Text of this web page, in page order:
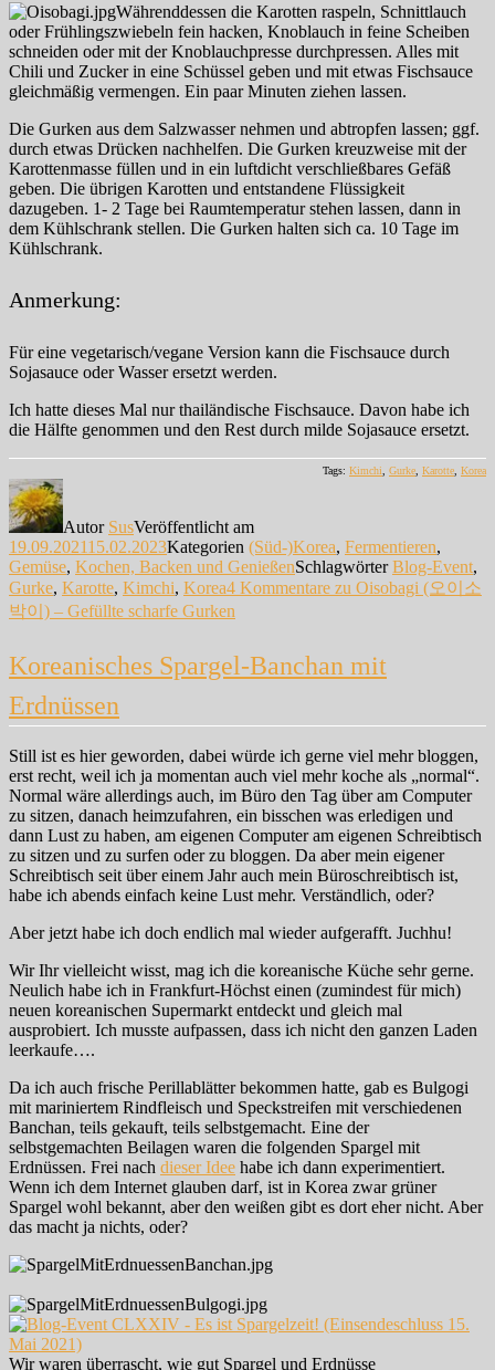
Währenddessen die Karotten raspeln, Schnittlauch
oder Frühlingszwiebeln fein hacken, Knoblauch in feine Scheiben
schneiden oder mit der Knoblauchpresse durchpressen. Alles mit
Chili und Zucker in eine Schüssel geben und mit etwas Fischsauce
gleichmäßig vermengen. Ein paar Minuten ziehen lassen.
Die Gurken aus dem Salzwasser nehmen und abtropfen lassen; ggf.
durch etwas Drücken nachhelfen. Die Gurken kreuzweise mit der
Karottenmasse füllen und in ein luftdicht verschließbares Gefäß
geben. Die übrigen Karotten und entstandene Flüssigkeit
dazugeben. 1- 2 Tage bei Raumtemperatur stehen lassen, dann in
dem Kühlschrank stellen. Die Gurken halten sich ca. 10 Tage im
Kühlschrank.
Anmerkung:
Für eine vegetarisch/vegane Version kann die Fischsauce durch
Sojasauce oder Wasser ersetzt werden.
Ich hatte dieses Mal nur thailändische Fischsauce. Davon habe ich
die Hälfte genommen und den Rest durch milde Sojasauce ersetzt.
Tags: Kimchi Gurke Karotte Korea
Autor SusVeröffentlicht am
19.09.202115.02.2023Kategorien (Süd-)Korea, Fermentieren,
Gemüse, Kochen, Backen und GenießenSchlagwörterBlog-Event,
Gurke, Karotte, Kimchi, Korea4 Kommentare zu Oisobagi (오이소
박이) – Gefüllte scharfe Gurken
Koreanisches Spargel-Banchan mit
Erdnüssen
Still ist es hier geworden, dabei würde ich gerne viel mehr bloggen,
erst recht, weil ich ja momentan auch viel mehr koche als „normal“.
Normal wäre allerdings auch, im Büro den Tag über am Computer
zu sitzen, danach heimzufahren, ein bisschen was erledigen und
dann Lust zu haben, am eigenen Computer am eigenen Schreibtisch
zu sitzen und zu surfen oder zu bloggen. Da aber mein eigener
Schreibtisch seit über einem Jahr auch mein Büroschreibtisch ist,
habe ich abends einfach keine Lust mehr. Verständlich, oder?
Aber jetzt habe ich doch endlich mal wieder aufgerafft. Juchhu!
Wir Ihr vielleicht wisst, mag ich die koreanische Küche sehr gerne.
Neulich habe ich in Frankfurt-Höchst einen (zumindest für mich)
neuen koreanischen Supermarkt entdeckt und gleich mal
ausprobiert. Ich musste aufpassen, dass ich nicht den ganzen Laden
leerkaufe….
Da ich auch frische Perillablätter bekommen hatte, gab es Bulgogi
mit mariniertem Rindfleisch und Speckstreifen mit verschiedenen
Banchan, teils gekauft, teils selbstgemacht. Eine der
selbstgemachten Beilagen waren die folgenden Spargel mit
Erdnüssen. Frei nach dieser Idee habe ich dann experimentiert.
Wenn ich dem Internet glauben darf, ist in Korea zwar grüner
Spargel wohl bekannt, aber den weißen gibt es dort eher nicht. Aber
das macht ja nichts, oder?
Wir waren überrascht, wie gut Spargel und Erdnüsse